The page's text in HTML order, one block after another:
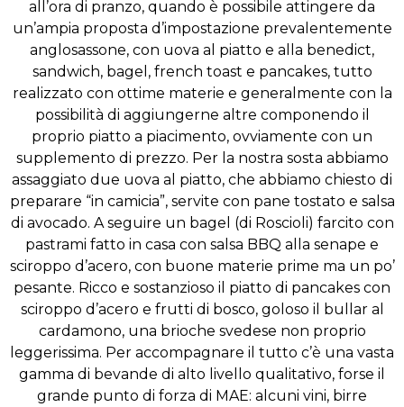
all’ora di pranzo, quando è possibile attingere da
un’ampia proposta d’impostazione prevalentemente
anglosassone, con uova al piatto e alla benedict,
sandwich, bagel, french toast e pancakes, tutto
realizzato con ottime materie e generalmente con la
possibilità di aggiungerne altre componendo il
proprio piatto a piacimento, ovviamente con un
supplemento di prezzo. Per la nostra sosta abbiamo
assaggiato due uova al piatto, che abbiamo chiesto di
preparare “in camicia”, servite con pane tostato e salsa
di avocado. A seguire un bagel (di Roscioli) farcito con
pastrami fatto in casa con salsa BBQ alla senape e
sciroppo d’acero, con buone materie prime ma un po’
pesante. Ricco e sostanzioso il piatto di pancakes con
sciroppo d’acero e frutti di bosco, goloso il bullar al
cardamono, una brioche svedese non proprio
leggerissima. Per accompagnare il tutto c’è una vasta
gamma di bevande di alto livello qualitativo, forse il
grande punto di forza di MAE: alcuni vini, birre